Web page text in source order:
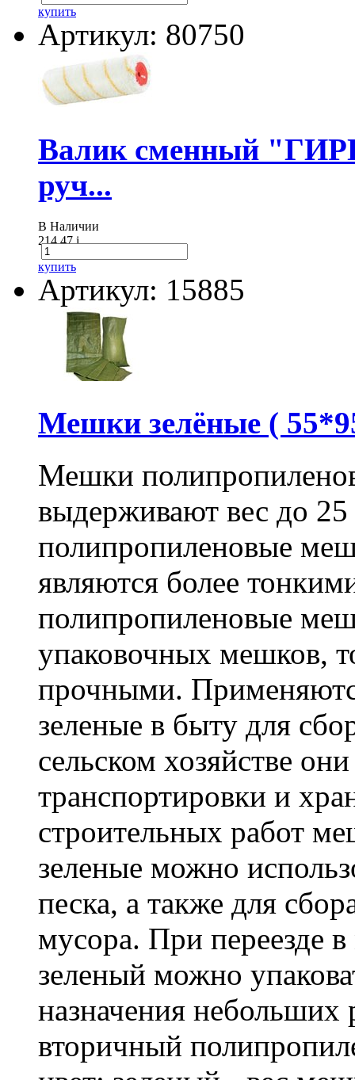
купить
Артикул: 80750
Валик сменный
руч...
В Наличии
214.47i
купить
Артикул: 15885
Мешки зелёные (
Мешки
выдерживают вес до
полипропиленовые
являются более
полипропиленовые
упаковочных мешков,
прочными.
зеленые в быту для
сельском хозяйстве
транспортировки и
строительных работ
зеленые можно
песка, а также для
мусора. При переезде
зеленый можно
назначения небольших
вторичный